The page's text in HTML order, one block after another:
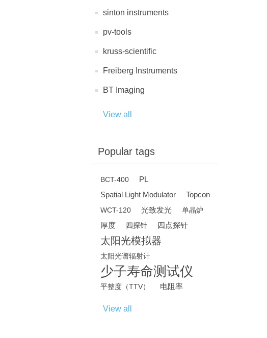
sinton instruments
pv-tools
kruss-scientific
Freiberg Instruments
BT Imaging
View all
Popular tags
BCT-400
PL
Spatial Light Modulator
Topcon
WCT-120 光致发光 单晶炉
厚度 四探针 四点探针
太阳光模拟器
太阳光谱辐射计
少子寿命测试仪
平整度（TTV） 电阻率
View all